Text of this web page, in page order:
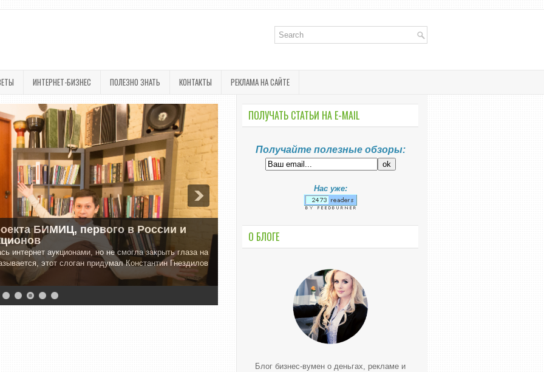
ИНТЕРНЕТ-БИЗНЕС ПОЛЕЗНО ЗНАТЬ КОНТАКТЫ РЕКЛАМА НА САЙТЕ
12 месяцев жизни
и предложил принять участие в эстафете
принять от него палочку участника, и начать свой
вечеркомMore »
ПОЛУЧАТЬ СТАТЬИ НА E-MАIL
Получайте полезные обзоры:
Нас уже:
О БЛОГЕ
Блог бизнес-вумен о деньгах, рекламе и